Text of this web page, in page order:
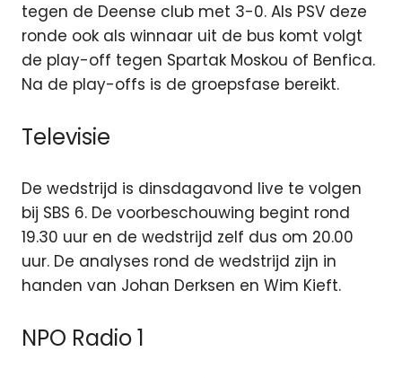
tegen de Deense club met 3-0. Als PSV deze
ronde ook als winnaar uit de bus komt volgt
de play-off tegen Spartak Moskou of Benfica.
Na de play-offs is de groepsfase bereikt.
Televisie
De wedstrijd is dinsdagavond live te volgen
bij SBS 6. De voorbeschouwing begint rond
19.30 uur en de wedstrijd zelf dus om 20.00
uur. De analyses rond de wedstrijd zijn in
handen van Johan Derksen en Wim Kieft.
NPO Radio 1